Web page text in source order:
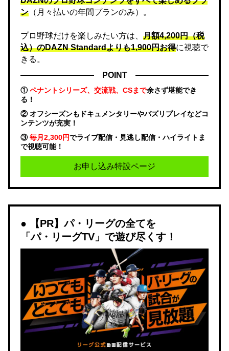
ン （月々払いの年間プランのみ）。
プロ野球だけを楽しみたい方は、 月額4,200円（税
込）のDAZN Standard​よりも1,900円お得に視聴で
きる。
POINT
①ペナントシリーズ、交流戦、CSまで余さず堪能でき
る！
② オフシーズンもドキュメンタリーやバズリプレイなどコ
ンテンツが充実！
③毎月2,300円でライブ配信・見逃し配信・ハイライトま
で視聴可能！
お申し込み特設ページ
【PR】パ・リーグの全てを
「パ・リーグTV」で遊び尽くす！